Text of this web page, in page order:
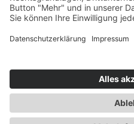
© 2026 by